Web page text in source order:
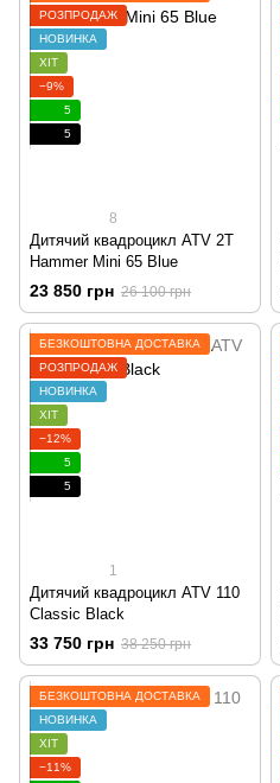
РОЗПРОДАЖ
НОВИНКА
ХІТ
−9%
5
5
8
Дитячий квадроцикл ATV 2T
Hammer Mini 65 Blue
23 850 грн 26 100 грн
БЕЗКОШТОВНА ДОСТАВКА
РОЗПРОДАЖ
НОВИНКА
ХІТ
−12%
5
5
1
Дитячий квадроцикл ATV 110
Classic Black
33 750 грн 38 250 грн
БЕЗКОШТОВНА ДОСТАВКА
НОВИНКА
ХІТ
−11%